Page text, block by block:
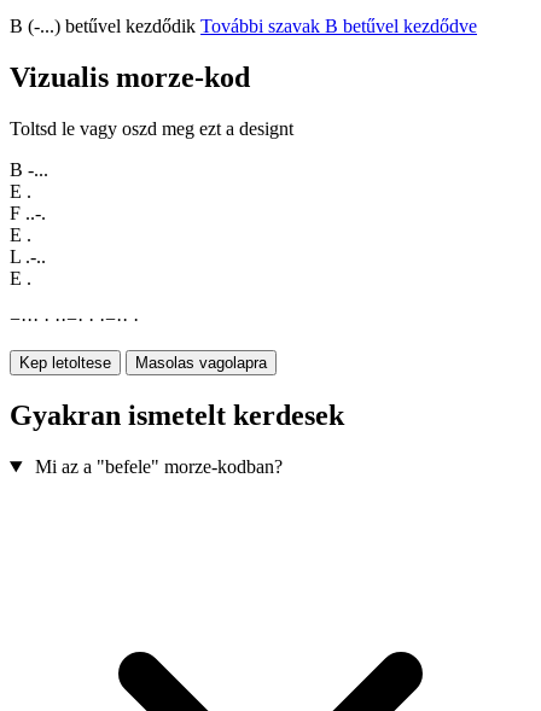
B (-...) betűvel kezdődik További szavak B betűvel kezdődve
Vizualis morze-kod
Toltsd le vagy oszd meg ezt a designt
B -...
E .
F ..-.
E .
L .-..
E .
−··· · ··−· · ·−·· ·
Kep letoltese Masolas vagolapra
Gyakran ismetelt kerdesek
Mi az a "befele" morze-kodban?